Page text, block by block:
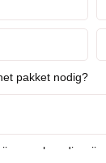
pakket nodig?
er zaken die wij